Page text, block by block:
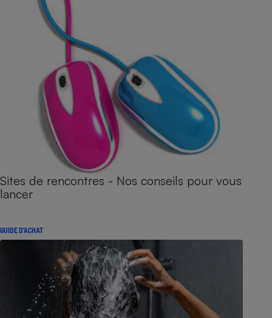
Sites de rencontres - Nos conseils pour vous
lancer
GUIDE D'ACHAT